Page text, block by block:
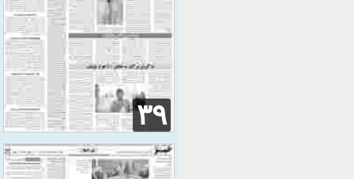
۳۹